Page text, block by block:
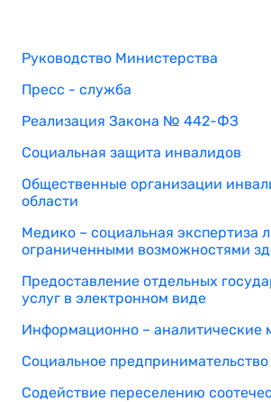
Руководство Министерства
Пресс - служба
Реализация Закона № 442-ФЗ
Социальная защита инвалидов
Общественные организации
области
Медико – социальная экспертиза
ограниченными возможностями
Предоставление отдельных
услуг в электронном виде
Информационно – аналитические
Социальное предпринимательство
Содействие переселению